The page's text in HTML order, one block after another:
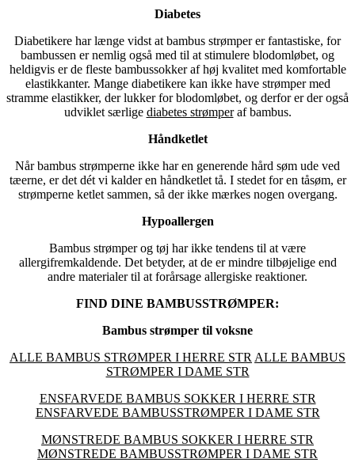
Diabetes
Diabetikere har længe vidst at bambus strømper er fantastiske, for
bambussen er nemlig også med til at stimulere blodomløbet, og
heldigvis er de fleste bambussokker af høj kvalitet med komfortable
elastikkanter. Mange diabetikere kan ikke have strømper med
stramme elastikker, der lukker for blodomløbet, og derfor er der også
udviklet særlige diabetes strømperaf bambus.
Håndketlet
Når bambus strømperne ikke har en generende hård søm ude ved
tæerne, er det dét vi kalder en håndketlet tå. I stedet for en tåsøm, er
strømperne ketlet sammen, så der ikke mærkes nogen overgang.
Hypoallergen
Bambus strømper og tøj har ikke tendens til at være
allergifremkaldende. Det betyder, at de er mindre tilbøjelige end
andre materialer til at forårsage allergiske reaktioner.
FIND DINE BAMBUSSTRØMPER:
Bambus strømper til voksne
ALLE BAMBUS STRØMPER I HERRE STR ALLE BAMBUS
STRØMPER I DAME STR
ENSFARVEDE BAMBUS SOKKER I HERRE STR
ENSFARVEDE BAMBUSSTRØMPER I DAME STR
MØNSTREDE BAMBUS SOKKER I HERRE STR
MØNSTREDE BAMBUSSTRØMPER I DAME STR